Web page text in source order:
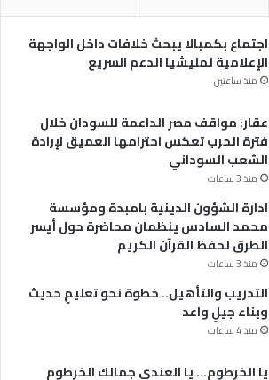
اجتماع بكمبالا يبحث خلافات داخل الواجهة
الإعلامية لمليشيا الدعم السريع
منذ ساعتين
عقار: مواقف مصر الداعمة للسودان خلال
فترة الحرب تعكس احترامها العميق لإرادة
الشعب السوداني
منذ 3 ساعات
ادارة الشؤون الدينية بامبدة ومؤسسة
محمد السادس ينظمان محاضرة حول أيسر
الطرق لحفظ القرآن الكريم
منذ 3 ساعات
التدريب والتأهيل.. خطوة نحو تعليمٍ حديث
وبناء جيلٍ واعد
منذ 4 ساعات
يا الخرطوم… يا العندي جمالك الخرطوم